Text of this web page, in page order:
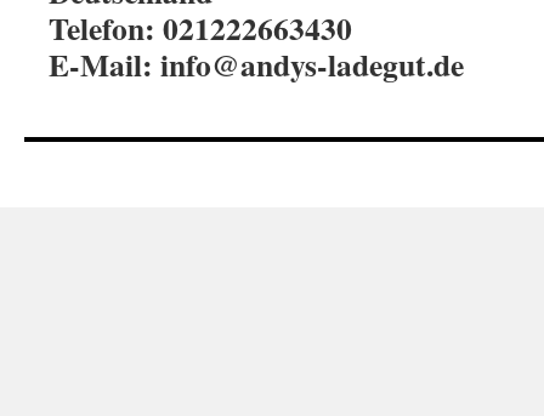
Telefon: 021222663430
E-Mail: info@andys-ladegut.de